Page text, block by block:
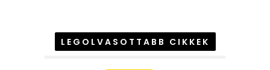
LEGOLVASOTTABB CIKKEK